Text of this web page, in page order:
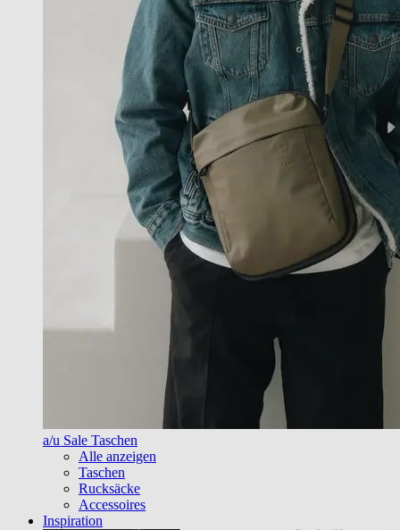
a/u Sale Taschen
Alle anzeigen
Taschen
Rucksäcke
Accessoires
Inspiration